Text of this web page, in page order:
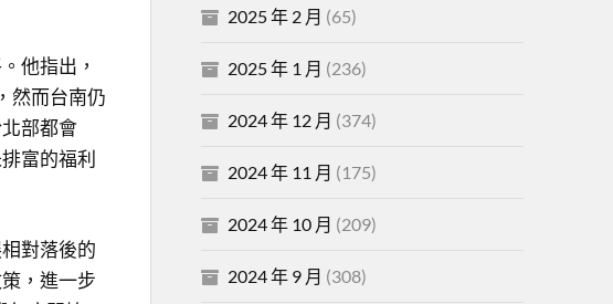
他指出，
然而台南仍
部都會
富的福利
對落後的
，進一步
2025 年 2 月 (65)
2025 年 1 月 (236)
2024 年 12 月 (374)
2024 年 11 月 (175)
2024 年 10 月 (209)
2024 年 9 月 (308)